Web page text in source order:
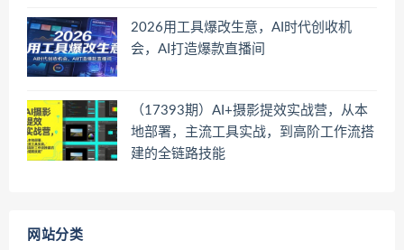
2026用工具爆改生意，AI时代创收机
会，AI打造爆款直播间
（17393期）AI+摄影提效实战营，从本
地部署，主流工具实战，到高阶工作流搭
建的全链路技能
网站分类